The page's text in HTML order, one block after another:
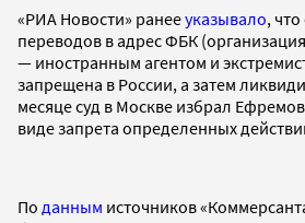
«РИА Новости» ранееуказывало,
переводов в адрес ФБК
— иностранным агентом и
запрещена в России, а затем
месяце суд в Москве избрал
виде запрета определенных
По данным источников